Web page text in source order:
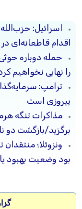
اسرائیل:
اقدام قاطعانه‌ای
حمله دوباره
را نهایی نخواهیم
ترامپ:
پیروزی است
مذاکرات تنگه
برگزید/بازگشت دو
ونزوئلا؛
بود وضعیت بهبود